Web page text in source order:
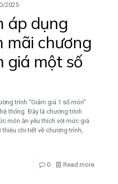
2025
áp dụng
mãi chương
giá một số
trình “Giảm giá 1 số món”
thống. Đây là chương trình
món ăn yêu thích với mức giá
chi tiết về chương trình,
0 Read more